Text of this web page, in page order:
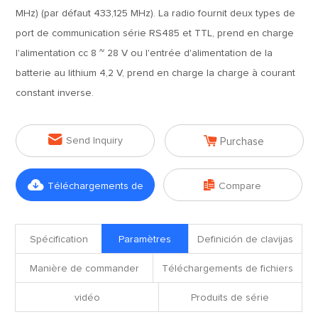
MHz) (par défaut 433,125 MHz). La radio fournit deux types de
port de communication série RS485 et TTL, prend en charge
l'alimentation cc 8 ~ 28 V ou l'entrée d'alimentation de la
batterie au lithium 4,2 V, prend en charge la charge à courant
constant inverse.
 Send Inquiry  Purchase
 Téléchargements de  Compare
Spécification Paramètres Definición de clavijas
Manière de commander Téléchargements de fichiers
vidéo Produits de série